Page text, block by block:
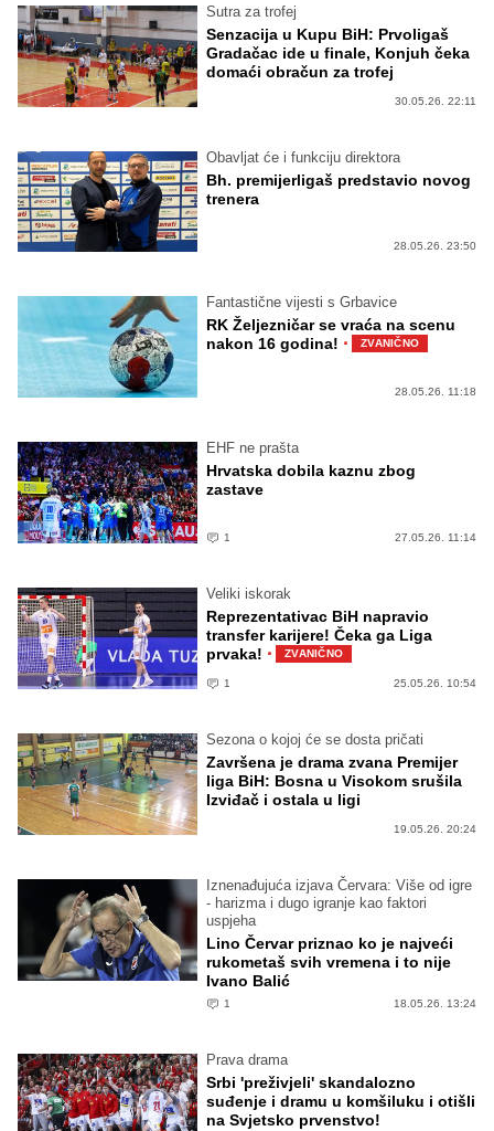
Sutra za trofej
Senzacija u Kupu BiH: Prvoligaš
Gradačac ide u finale, Konjuh čeka
domaći obračun za trofej
30.05.26. 22:11
Obavljat će i funkciju direktora
Bh. premijerligaš predstavio novog
trenera
28.05.26. 23:50
Fantastične vijesti s Grbavice
RK Željezničar se vraća na scenu
nakon 16 godina! · ZVANIČNO
28.05.26. 11:18
EHF ne prašta
Hrvatska dobila kaznu zbog
zastave
1 27.05.26. 11:14
Veliki iskorak
Reprezentativac BiH napravio
transfer karijere! Čeka ga Liga
prvaka! · ZVANIČNO
1 25.05.26. 10:54
Sezona o kojoj će se dosta pričati
Završena je drama zvana Premijer
liga BiH: Bosna u Visokom srušila
Izviđač i ostala u ligi
19.05.26. 20:24
Iznenađujuća izjava Červara: Više od igre
- harizma i dugo igranje kao faktori
uspjeha
Lino Červar priznao ko je najveći
rukometaš svih vremena i to nije
Ivano Balić
1 18.05.26. 13:24
Prava drama
Srbi 'preživjeli' skandalozno
suđenje i dramu u komšiluku i otišli
na Svjetsko prvenstvo!